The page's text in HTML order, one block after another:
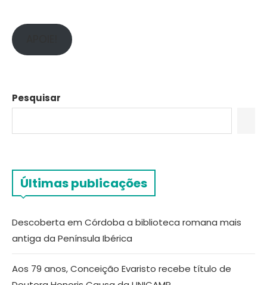
Pesquisar
Últimas publicações
Descoberta em Córdoba a biblioteca romana mais
antiga da Península Ibérica
Aos 79 anos, Conceição Evaristo recebe título de